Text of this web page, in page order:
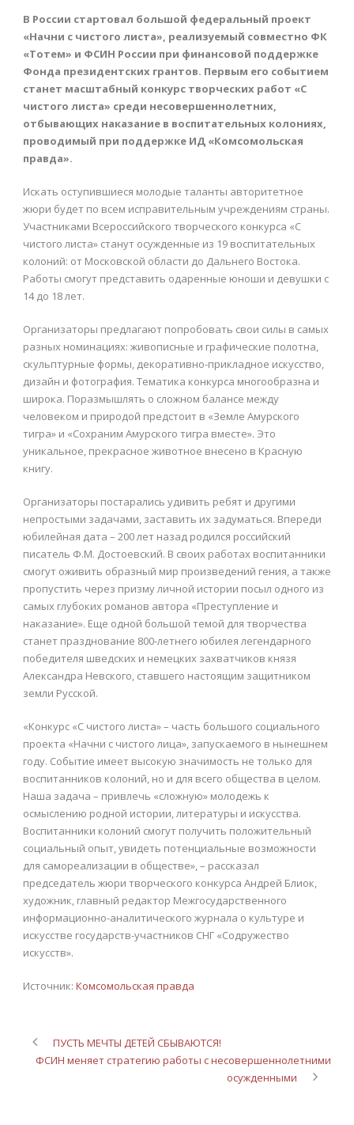
В России стартовал большой федеральный проект
«Начни с чистого листа», реализуемый совместно ФК
«Тотем» и ФСИН России при финансовой поддержке
Фонда президентских грантов. Первым его событием
станет масштабный конкурс творческих работ «С
чистого листа» среди несовершеннолетних,
отбывающих наказание в воспитательных колониях,
проводимый при поддержке ИД «Комсомольская
правда».
Искать оступившиеся молодые таланты авторитетное
жюри будет по всем исправительным учреждениям страны.
Участниками Всероссийского творческого конкурса «С
чистого листа» станут осужденные из 19 воспитательных
колоний: от Московской области до Дальнего Востока.
Работы смогут представить одаренные юноши и девушки с
14 до 18 лет.
Организаторы предлагают попробовать свои силы в самых
разных номинациях: живописные и графические полотна,
скульптурные формы, декоративно-прикладное искусство,
дизайн и фотография. Тематика конкурса многообразна и
широка. Поразмышлять о сложном балансе между
человеком и природой предстоит в «Земле Амурского
тигра» и «Сохраним Амурского тигра вместе». Это
уникальное, прекрасное животное внесено в Красную
книгу.
Организаторы постарались удивить ребят и другими
непростыми задачами, заставить их задуматься. Впереди
юбилейная дата – 200 лет назад родился российский
писатель Ф.М. Достоевский. В своих работах воспитанники
смогут оживить образный мир произведений гения, а также
пропустить через призму личной истории посыл одного из
самых глубоких романов автора «Преступление и
наказание». Еще одной большой темой для творчества
станет празднование 800-летнего юбилея легендарного
победителя шведских и немецких захватчиков князя
Александра Невского, ставшего настоящим защитником
земли Русской.
«Конкурс «С чистого листа» – часть большого социального
проекта «Начни с чистого лица», запускаемого в нынешнем
году. Событие имеет высокую значимость не только для
воспитанников колоний, но и для всего общества в целом.
Наша задача – привлечь «сложную» молодежь к
осмыслению родной истории, литературы и искусства.
Воспитанники колоний смогут получить положительный
социальный опыт, увидеть потенциальные возможности
для самореализации в обществе», – рассказал
председатель жюри творческого конкурса Андрей Блиок,
художник, главный редактор Межгосударственного
информационно-аналитического журнала о культуре и
искусстве государств-участников СНГ «Содружество
искусств».
Источник: Комсомольская правда
ПУСТЬ МЕЧТЫ ДЕТЕЙ СБЫВАЮТСЯ!
ФСИН меняет стратегию работы с несовершеннолетними
осужденными